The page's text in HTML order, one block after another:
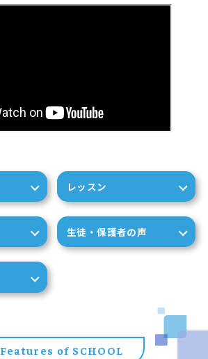
レッスン
生徒・保護者の声
Features of SCHOOL